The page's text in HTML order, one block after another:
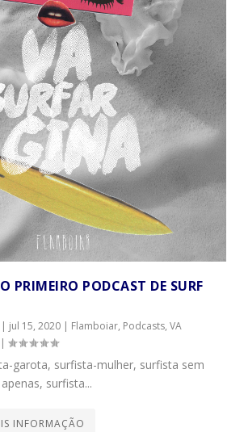
PRIMEIRO PODCAST DE SURF
| jul 15, 2020 | Flamboiar, Podcasts,VA
|
garota, surfista-mulher, surfista sem
surfista...
INFORMAÇÃO